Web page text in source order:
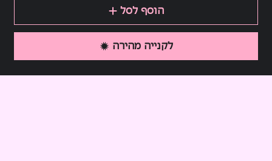
הוסף לסל
לקנייה מהירה